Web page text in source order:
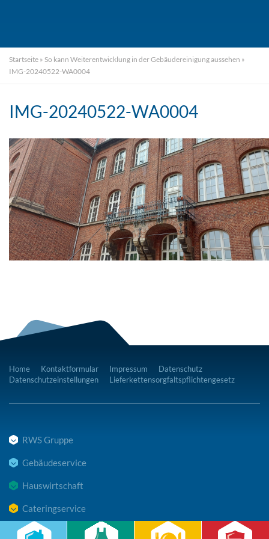
Startseite » So kann Weiterentwicklung in der Gebäudereinigung aussehen »
IMG-20240522-WA0004
IMG-20240522-WA0004
Home Kontaktformular Impressum
Datenschutz
Datenschutzeinstellungen
Lieferkettensorgfaltspflichtengesetz
RWS Gruppe
Gebäudeservice
Hauswirtschaft
Cateringservice
Sicherheitsservice